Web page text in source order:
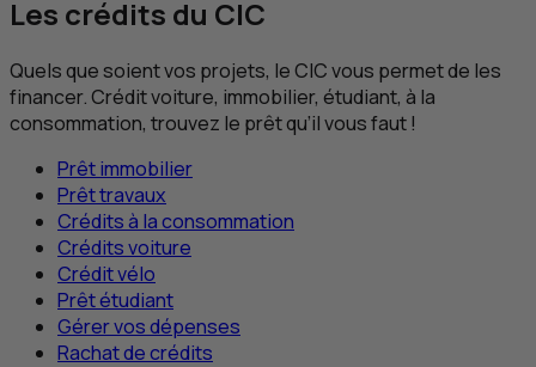
Les crédits du CIC
Quels que soient vos projets, leCICvous permet de les
financer. Crédit voiture, immobilier, étudiant, à la
consommation, trouvez le prêt qu’il vous faut !
Prêt immobilier
Prêt travaux
Crédits à la consommation
Crédits voiture
Crédit vélo
Prêt étudiant
Gérer vos dépenses
Rachat de crédits